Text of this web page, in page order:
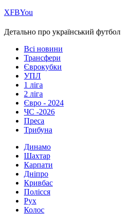
ХFBYou
Детально про український футбол
Всі новини
Трансфери
Єврокубки
УПЛ
1 ліга
2 ліга
Євро - 2024
ЧС -2026
Преса
Трибуна
Динамо
Шахтар
Карпати
Дніпро
Кривбас
Полісся
Рух
Колос